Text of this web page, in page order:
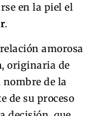
en la piel el
.
amorosa
, originaria de
de la
de su proceso